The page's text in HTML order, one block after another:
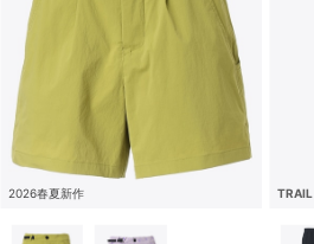
2026春夏新作 TRAIL